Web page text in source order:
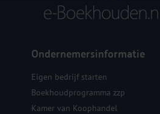
Ondernemersinformatie
Eigen bedrijf starten
Boekhoudprogramma zzp
Kamer van Koophandel